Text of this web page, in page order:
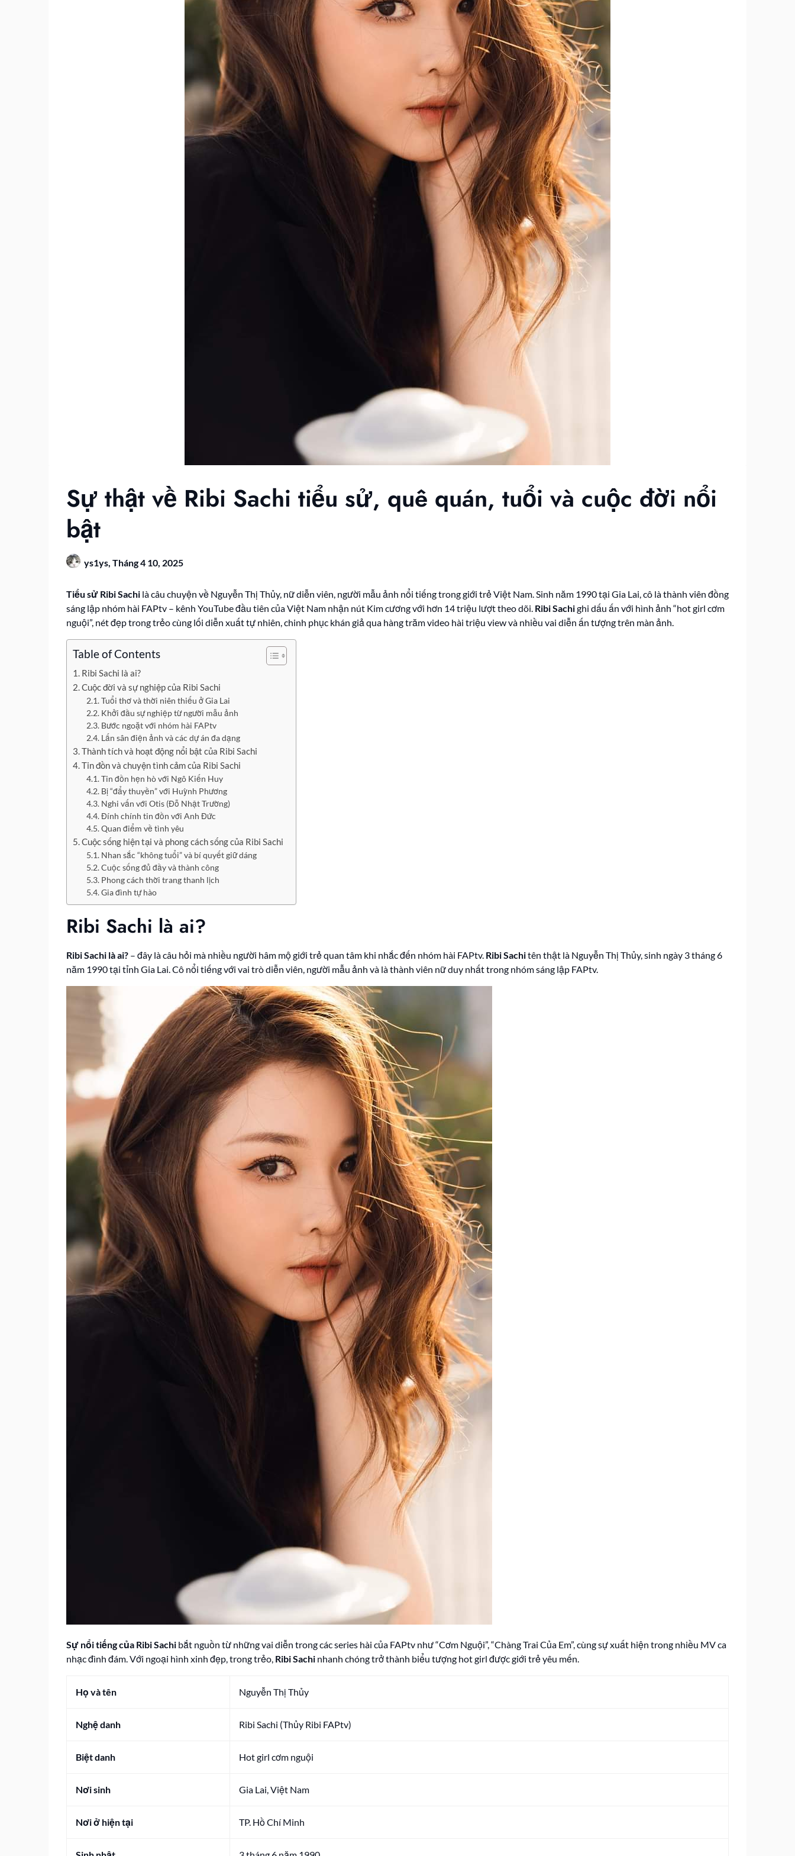
Sự thật về Ribi Sachi tiểu sử, quê quán, tuổi và cuộc đời nổi
bật
ys1ys, Tháng 4 10, 2025
Tiểu sử Ribi Sachi là câu chuyện về Nguyễn Thị Thủy, nữ diễn viên, người mẫu ảnh nổi tiếng trong giới trẻ Việt Nam. Sinh năm 1990 tại Gia Lai, cô là thành viên đồng
sáng lập nhóm hài FAPtv – kênh YouTube đầu tiên của Việt Nam nhận nút Kim cương với hơn 14 triệu lượt theo dõi. Ribi Sachighi dấu ấn với hình ảnh “hot girl cơm
nguội”, nét đẹp trong trẻo cùng lối diễn xuất tự nhiên, chinh phục khán giả qua hàng trăm video hài triệu view và nhiều vai diễn ấn tượng trên màn ảnh.
Table of Contents
Ribi Sachi là ai?
Cuộc đời và sự nghiệp của Ribi Sachi
Tuổi thơ và thời niên thiếu ở Gia Lai
Khởi đầu sự nghiệp từ người mẫu ảnh
Bước ngoặt với nhóm hài FAPtv
Lấn sân điện ảnh và các dự án đa dạng
Thành tích và hoạt động nổi bật của Ribi Sachi
Tin đồn và chuyện tình cảm của Ribi Sachi
Tin đồn hẹn hò với Ngô Kiến Huy
Bị “đẩy thuyền” với Huỳnh Phương
Nghi vấn với Otis (Đỗ Nhật Trường)
Đính chính tin đồn với Anh Đức
Quan điểm về tình yêu
Cuộc sống hiện tại và phong cách sống của Ribi Sachi
Nhan sắc “không tuổi” và bí quyết giữ dáng
Cuộc sống đủ đầy và thành công
Phong cách thời trang thanh lịch
Gia đình tự hào
Ribi Sachi là ai?
Ribi Sachi là ai? – đây là câu hỏi mà nhiều người hâm mộ giới trẻ quan tâm khi nhắc đến nhóm hài FAPtv. Ribi Sachitên thật là Nguyễn Thị Thủy, sinh ngày 3 tháng 6
năm 1990 tại tỉnh Gia Lai. Cô nổi tiếng với vai trò diễn viên, người mẫu ảnh và là thành viên nữ duy nhất trong nhóm sáng lập FAPtv.
Sự nổi tiếng của Ribi Sachi bắt nguồn từ những vai diễn trong các series hài của FAPtv như “Cơm Nguội”, “Chàng Trai Của Em”, cùng sự xuất hiện trong nhiều MV ca
nhạc đình đám. Với ngoại hình xinh đẹp, trong trẻo, Ribi Sachi nhanh chóng trở thành biểu tượng hot girl được giới trẻ yêu mến.
Họ và tên Nguyễn Thị Thủy
Nghệ danh Ribi Sachi (Thủy Ribi FAPtv)
Biệt danh Hot girl cơm nguội
Nơi sinh Gia Lai, Việt Nam
Nơi ở hiện tại TP. Hồ Chí Minh